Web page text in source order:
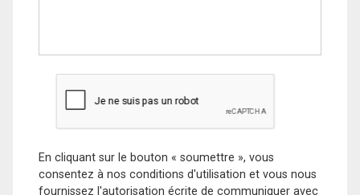
En cliquant sur le bouton « soumettre », vous
consentez à nos conditions d'utilisation et vous nous
fournissez l'autorisation écrite de communiquer avec